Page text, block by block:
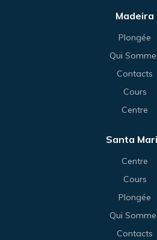
Madeira
Plongée
Qui
Contacts
Cours
Centre
Santa
Centre
Cours
Plongée
Qui
Contacts